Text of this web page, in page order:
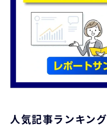
人気記事ランキング